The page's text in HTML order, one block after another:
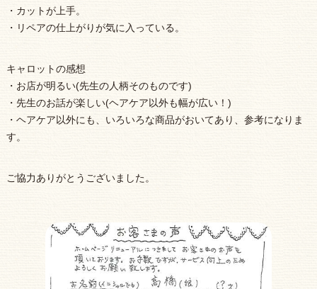
・カットが上手。
・リペアの仕上がりが気に入っている。
キャロットの感想
・お店が明るい(先生の人柄そのものです)
・先生のお話が楽しい(ヘアケア以外も幅が広い！)
・ヘアケア以外にも、いろいろな商品がおいてあり、参考になりま
す。
ご協力ありがとうございました。